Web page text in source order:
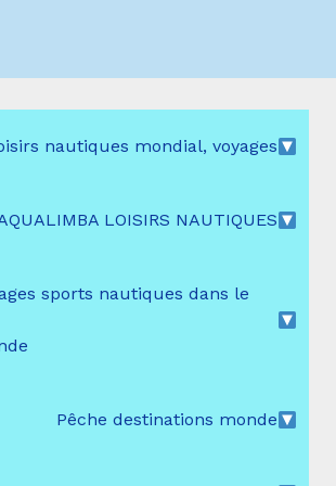
nautiques mondial, voyages
LOISIRS NAUTIQUES
sports nautiques dans le
Pêche destinations monde